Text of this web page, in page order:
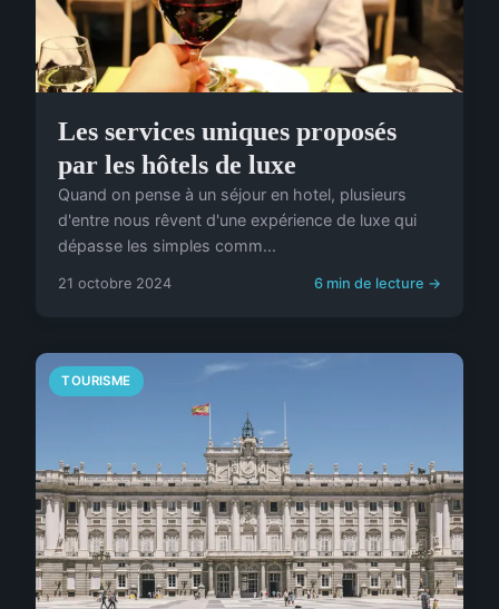
Les services uniques proposés
par les hôtels de luxe
Quand on pense à un séjour en hotel, plusieurs
d'entre nous rêvent d'une expérience de luxe qui
dépasse les simples comm...
21 octobre 2024 6 min de lecture →
TOURISME